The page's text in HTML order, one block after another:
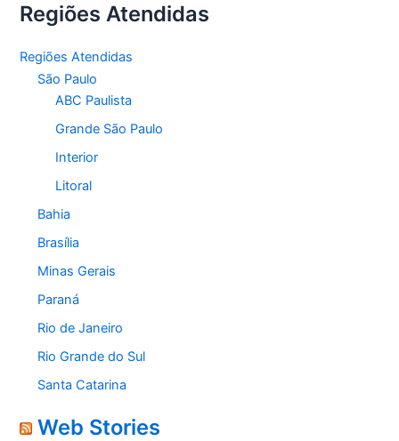
Regiões Atendidas
Regiões Atendidas
São Paulo
ABC Paulista
Grande São Paulo
Interior
Litoral
Bahia
Brasília
Minas Gerais
Paraná
Rio de Janeiro
Rio Grande do Sul
Santa Catarina
Web Stories